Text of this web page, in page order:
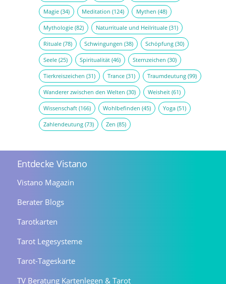
Magie(34) Meditation (124) Mythen (48)
Mythologie(82) Naturrituale und Heilrituale(31)
Rituale(78) Schwingungen (38) Schöpfung(30)
Seele(25) Spiritualität(46) Sternzeichen (30)
Tierkreiszeichen (31) Trance(31) Traumdeutung(99)
Wanderer zwischen den Welten (30) Weisheit(61)
Wissenschaft(166) Wohlbefinden (45) Yoga(51)
Zahlendeutung(73) Zen (85)
Entdecke Vistano
Vistano Magazin
Berater Blogs
Tarotkarten
Tarot Legesysteme
Tarot-Tageskarte
TV Beratung Kartenlegen & Tarot